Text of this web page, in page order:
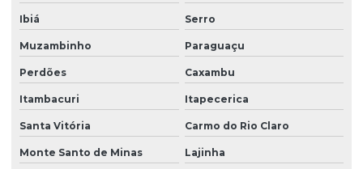
Ibiá Serro
Muzambinho Paraguaçu
Perdões Caxambu
Itambacuri Itapecerica
Santa Vitória Carmo do Rio Claro
Monte Santo de Minas Lajinha